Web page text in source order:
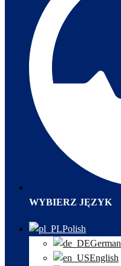
WYBIERZ JĘZYK
Polish
German
English